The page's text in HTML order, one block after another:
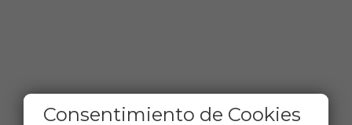
Consentimiento de Cookies